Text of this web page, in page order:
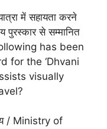
में सहायता करने
पुरस्कार से सम्मानित
has been
for the ‘Dhvani
visually
/ Ministry of